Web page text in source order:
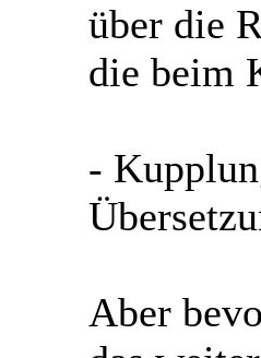
über die
die beim
-
Aber